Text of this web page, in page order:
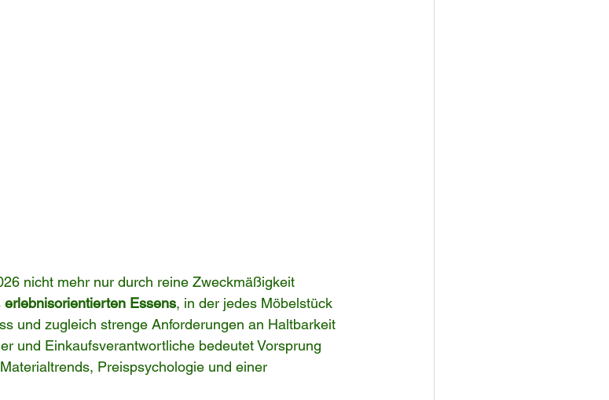
nicht mehr nur durch reine Zweckmäßigkeit
erlebnisorientierten Essens, in der jedes Möbelstück
und zugleich strenge Anforderungen an Haltbarkeit
und Einkaufsverantwortliche bedeutet Vorsprung
Preispsychologie und einer